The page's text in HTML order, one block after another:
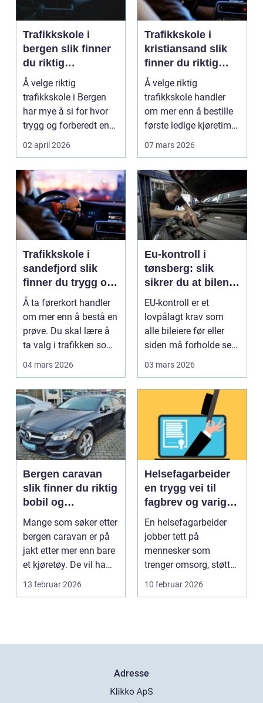
Trafikkskole i
bergen slik finner
du riktig
opplæring til
førerkortet
Å velge riktig
trafikkskole i Bergen
har mye å si for hvor
trygg og forberedt en
elev føler seg når ...
02 april 2026
Trafikkskole i
kristiansand slik
finner du riktig
opplæring
Å velge riktig
trafikkskole handler
om mer enn å bestille
første ledige kjøretime.
For mange er føre...
07 mars 2026
Trafikkskole i
sandefjord slik
finner du trygg og
effektiv opplæring
Å ta førerkort handler
om mer enn å bestå en
prøve. Du skal lære å
ta valg i trafikken som
påvirker ...
04 mars 2026
Eu-kontroll i
tønsberg: slik
sikrer du at bilen
går gjennom
EU-kontroll er et
lovpålagt krav som
alle bileiere før eller
siden må forholde seg
til. For mange bl...
03 mars 2026
Bergen caravan
slik finner du riktig
bobil og
campingvogn på
vestlandet
Mange som søker etter
bergen caravan er på
jakt etter mer enn bare
et kjøretøy. De vil ha
frihet, fl...
13 februar 2026
Helsefagarbeider
en trygg vei til
fagbrev og varig
jobb
En helsefagarbeider
jobber tett på
mennesker som
trenger omsorg, støtte
og helsehjelp i
10 februar 2026
Adresse